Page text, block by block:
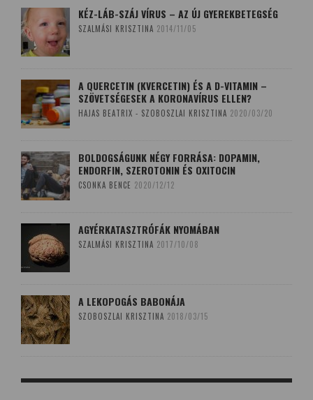
KÉZ-LÁB-SZÁJ VÍRUS – AZ ÚJ GYEREKBETEGSÉG
SZALMÁSI KRISZTINA 2014/11/05
A QUERCETIN (KVERCETIN) ÉS A D-VITAMIN –
SZÖVETSÉGESEK A KORONAVÍRUS ELLEN?
HAJAS BEATRIX - SZOBOSZLAI KRISZTINA 2020/03/20
BOLDOGSÁGUNK NÉGY FORRÁSA: DOPAMIN,
ENDORFIN, SZEROTONIN ÉS OXITOCIN
CSONKA BENCE 2020/12/12
AGYÉRKATASZTRÓFÁK NYOMÁBAN
SZALMÁSI KRISZTINA 2017/10/08
A LEKOPOGÁS BABONÁJA
SZOBOSZLAI KRISZTINA 2018/03/15